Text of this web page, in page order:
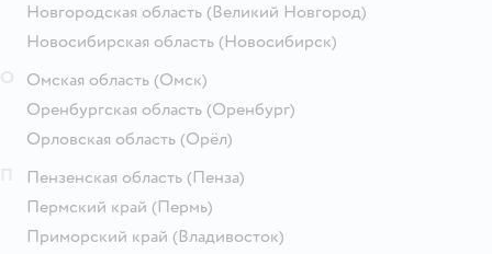
Новгородская область (Великий Новгород)
Новосибирская область (Новосибирск)
Омская область (Омск)
Оренбургская область (Оренбург)
Орловская область (Орёл)
Пензенская область (Пенза)
Пермский край (Пермь)
Приморский край (Владивосток)